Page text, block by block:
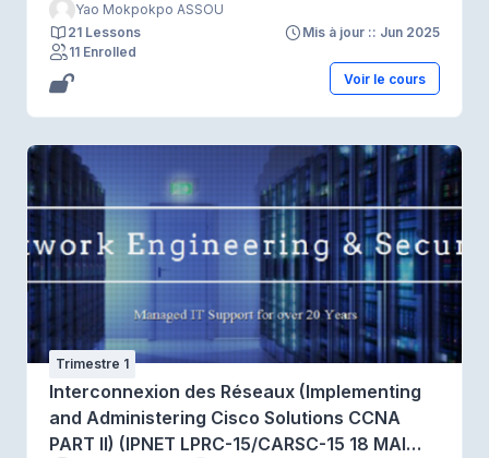
Yao Mokpokpo ASSOU
21 Lessons
Mis à jour :: Jun 2025
11 Enrolled
Voir le cours
Trimestre 1
Interconnexion des Réseaux (Implementing
and Administering Cisco Solutions CCNA
PART II) (IPNET LPRC-15/CARSC-15 18 MAI